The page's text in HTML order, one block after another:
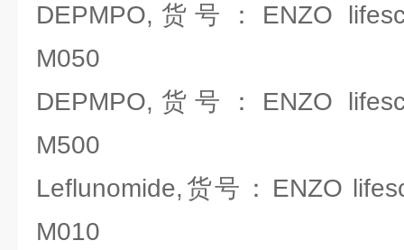
DEPMPO,货号：ENZO
M050
DEPMPO,货号：ENZO
M500
Leflunomide,货号：ENZO
M010